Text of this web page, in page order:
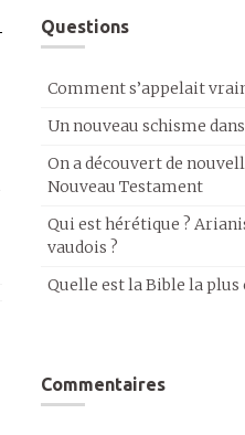
Questions
Comment s’appelait
Un nouveau schisme
On a découvert de
Nouveau Testament
Qui est hérétique ?
vaudois ?
Quelle est la Bible la plus
Commentaires